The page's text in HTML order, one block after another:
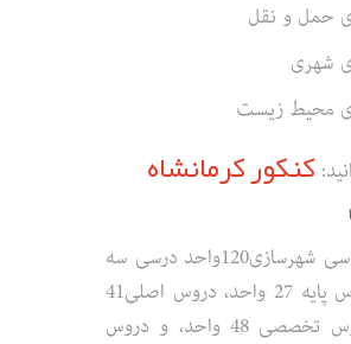
حمل و نقل
شهری
محیط زیست
کنکور کرمانشاه
رشته مهندسی شهرسازی120واحد درسی سه
بخش دروس پایه 27 واحد، دروس اصلی41
واحد، دروس تخصصی 48 واحد، و دروس